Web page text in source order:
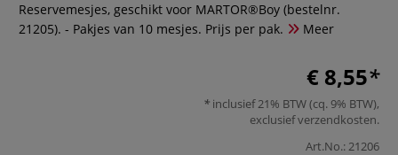
Reservemesjes, geschikt voor MARTOR®Boy (bestelnr.
21205). - Pakjes van 10 mesjes. Prijs per pak.
Meer
€ 8,55
inclusief 21% BTW (cq. 9% BTW),
exclusiefverzendkosten.
Art.No.:21206